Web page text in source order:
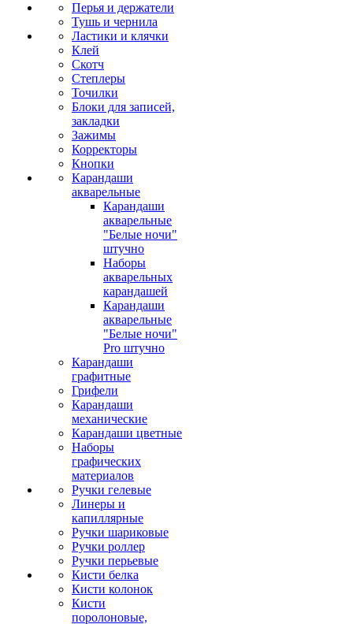
Перья и держатели
Тушь и чернила
Ластики и клячки
Клей
Скотч
Степлеры
Точилки
Блоки для записей,
закладки
Зажимы
Корректоры
Кнопки
Карандаши
акварельные
Карандаши
акварельные
"Белые ночи"
штучно
Наборы
акварельных
карандашей
Карандаши
акварельные
"Белые ночи"
Pro штучно
Карандаши
графитные
Грифели
Карандаши
механические
Карандаши цветные
Наборы
графических
материалов
Ручки гелевые
Линеры и
капиллярные
Ручки шариковые
Ручки роллер
Ручки перьевые
Кисти белка
Кисти колонок
Кисти
поролоновые,